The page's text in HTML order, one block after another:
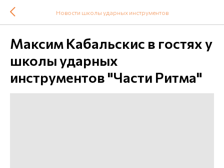
Новости школы ударных инструментов
Максим Кабальскис в гостях у
школы ударных
инструментов "Части Ритма"